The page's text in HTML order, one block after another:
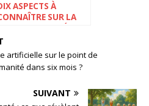
ASPECTS À
SUR LA
EXOTIQUE DE KTM
artificielle sur le point de
dans six mois ?
SUIVANT